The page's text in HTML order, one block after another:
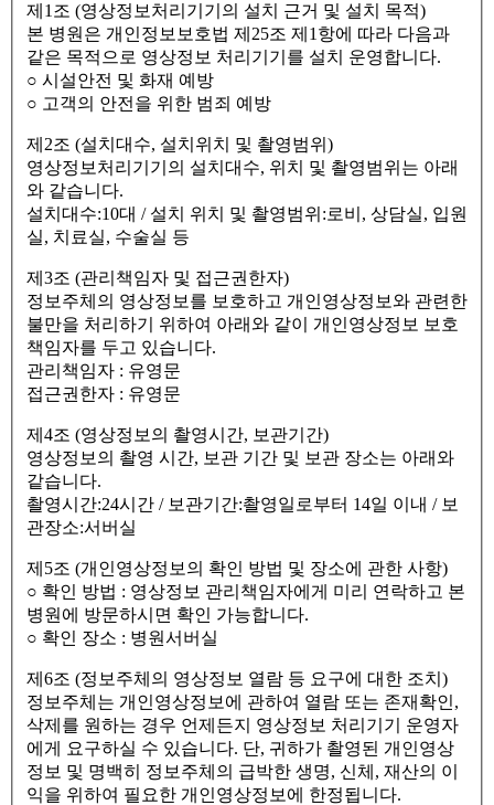
제1조 (영상정보처리기기의 설치 근거 및 설치 목적)
본 병원은 개인정보보호법 제25조 제1항에 따라 다음과
같은 목적으로 영상정보 처리기기를 설치 운영합니다.
○ 시설안전 및 화재 예방
○ 고객의 안전을 위한 범죄 예방
제2조 (설치대수, 설치위치 및 촬영범위)
영상정보처리기기의 설치대수, 위치 및 촬영범위는 아래
와 같습니다.
설치대수:10대 / 설치 위치 및 촬영범위:로비, 상담실, 입원
실, 치료실, 수술실 등
제3조 (관리책임자 및 접근권한자)
정보주체의 영상정보를 보호하고 개인영상정보와 관련한
불만을 처리하기 위하여 아래와 같이 개인영상정보 보호
책임자를 두고 있습니다.
관리책임자 : 유영문
접근권한자 : 유영문
제4조 (영상정보의 촬영시간, 보관기간)
영상정보의 촬영 시간, 보관 기간 및 보관 장소는 아래와
같습니다.
촬영시간:24시간 / 보관기간:촬영일로부터 14일 이내 / 보
관장소:서버실
제5조 (개인영상정보의 확인 방법 및 장소에 관한 사항)
○ 확인 방법 : 영상정보 관리책임자에게 미리 연락하고 본
병원에 방문하시면 확인 가능합니다.
○ 확인 장소 : 병원서버실
제6조 (정보주체의 영상정보 열람 등 요구에 대한 조치)
정보주체는 개인영상정보에 관하여 열람 또는 존재확인,
삭제를 원하는 경우 언제든지 영상정보 처리기기 운영자
에게 요구하실 수 있습니다. 단, 귀하가 촬영된 개인영상
정보 및 명백히 정보주체의 급박한 생명, 신체, 재산의 이
익을 위하여 필요한 개인영상정보에 한정됩니다.